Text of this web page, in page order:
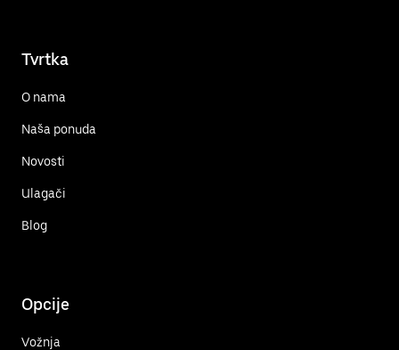
Tvrtka
O nama
Naša ponuda
Novosti
Ulagači
Blog
Opcije
Vožnja